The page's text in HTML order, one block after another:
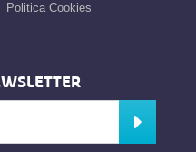
Politica Cookies